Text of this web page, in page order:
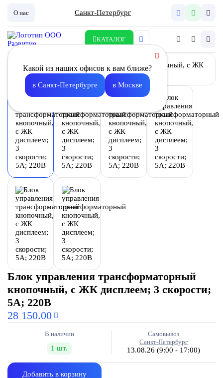
О нас Санкт-Петербург
КАТАЛОГ
Какой из наших офисов к вам ближе?
в Санкт-Петербурге в Москве
Блок управления трансформаторный
кнопочный, с ЖК дисплеем; 3 скорости;
5А; 220В
28 150.00
В наличии
1 шт.
Самовывоз
Санкт-Петербург
13.08.26(9:00 - 17:00)
Добавить в корзину